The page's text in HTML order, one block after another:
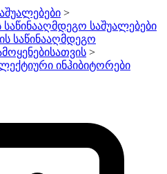
>
საშუალებები
საწინააღმდეგო
>
ინჰიბიტორები